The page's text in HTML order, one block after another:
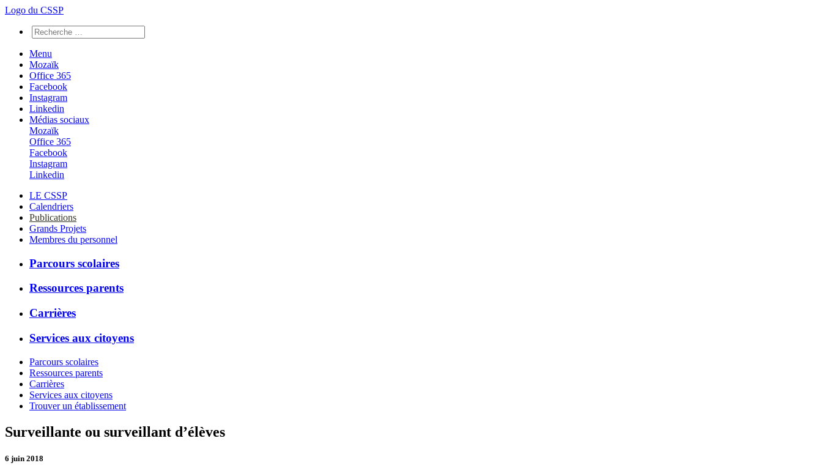
Logo du CSSP
Menu
Mozaïk
Office 365
Facebook
Instagram
Linkedin
Médias sociaux
Mozaïk
Office 365
Facebook
Instagram
Linkedin
LE CSSP
Calendriers
Publications
Grands Projets
Membres du personnel
Parcours scolaires
Ressources parents
Carrières
Services aux citoyens
Parcours scolaires
Ressources parents
Carrières
Services aux citoyens
Trouver un établissement
Surveillante ou surveillant d’élèves
6 juin 2018